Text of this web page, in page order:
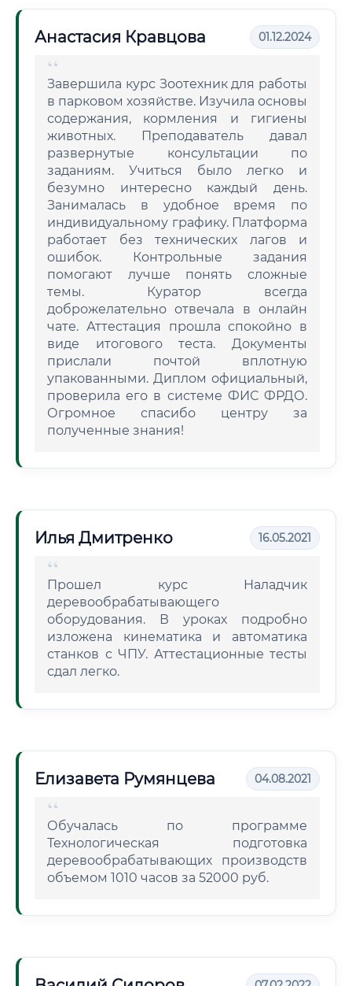
Анастасия Кравцова 01.12.2024
Завершила курс Зоотехник для работы
в парковом хозяйстве. Изучила основы
содержания, кормления и гигиены
животных. Преподаватель давал
развернутые консультации по
заданиям. Учиться было легко и
безумно интересно каждый день.
Занималась в удобное время по
индивидуальному графику. Платформа
работает без технических лагов и
ошибок. Контрольные задания
помогают лучше понять сложные
темы. Куратор всегда
доброжелательно отвечала в онлайн
чате. Аттестация прошла спокойно в
виде итогового теста. Документы
прислали почтой вплотную
упакованными. Диплом официальный,
проверила его в системе ФИС ФРДО.
Огромное спасибо центру за
полученные знания!
Илья Дмитренко 16.05.2021
Прошел курс Наладчик
деревообрабатывающего
оборудования. В уроках подробно
изложена кинематика и автоматика
станков с ЧПУ. Аттестационные тесты
сдал легко.
Елизавета Румянцева 04.08.2021
Обучалась по программе
Технологическая подготовка
деревообрабатывающих производств
объемом 1010 часов за 52000 руб.